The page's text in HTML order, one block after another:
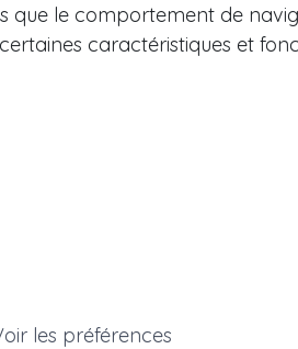
le comportement de
caractéristiques et
les préférences